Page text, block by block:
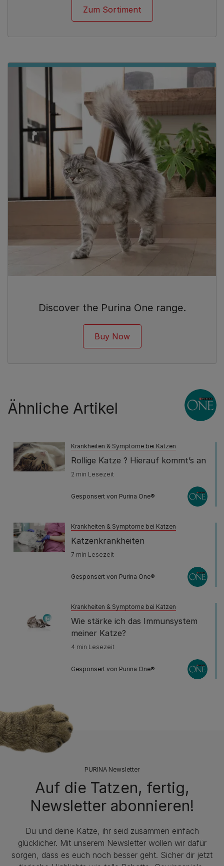
Zum Sortiment
Discover the Purina One range.
Buy Now
Ähnliche Artikel
Krankheiten & Symptome bei Katzen
Rollige Katze ? Hierauf kommt’s an
2 min Lesezeit
Gesponsert von Purina One®
Krankheiten & Symptome bei Katzen
Katzenkrankheiten
7 min Lesezeit
Gesponsert von Purina One®
Krankheiten & Symptome bei Katzen
Wie stärke ich das Immunsystem
meiner Katze?
4 min Lesezeit
Gesponsert von Purina One®
PURINA Newsletter
Auf die Tatzen, fertig,
Newsletter abonnieren!
Du und deine Katze, ihr seid zusammen einfach
glücklicher. Mit unserem Newsletter wollen wir dafür
sorgen, dass es euch noch besser geht. Sicher dir jetzt